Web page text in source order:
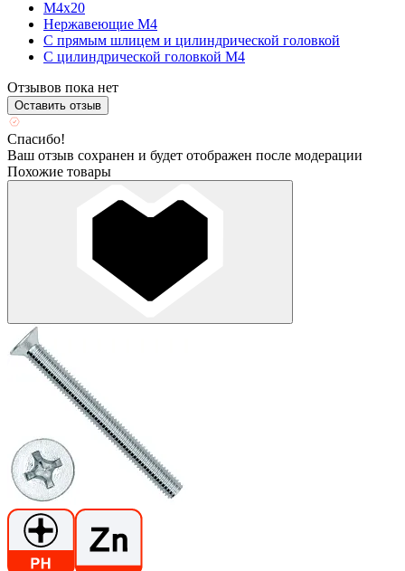
М4х20
Нержавеющие М4
С прямым шлицем и цилиндрической головкой
С цилиндрической головкой М4
Отзывов пока нет
Оставить отзыв
Спасибо!
Ваш отзыв сохранен и будет отображен после модерации
Похожие товары